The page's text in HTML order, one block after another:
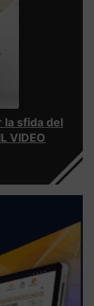
la sfida del
VIDEO